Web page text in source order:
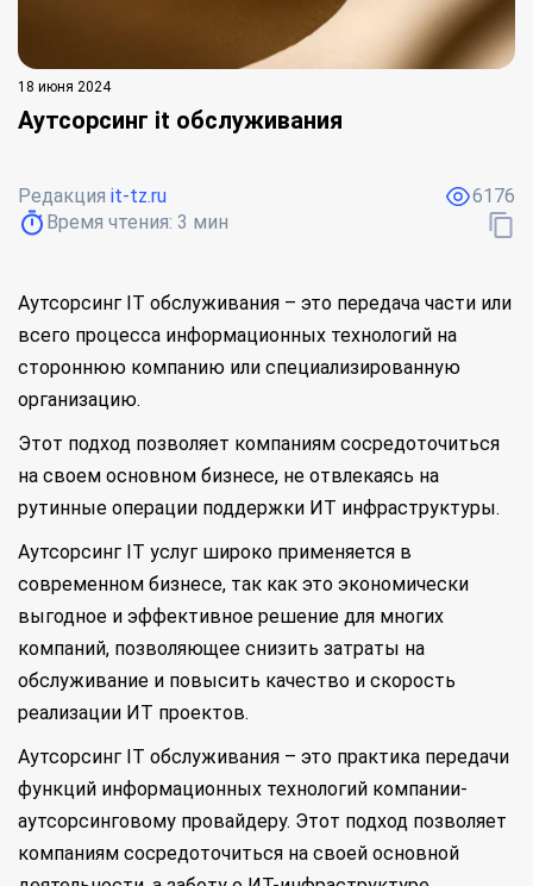
18 июня 2024
Аутсорсинг it обслуживания
Редакция it-tz.ru
Время чтения: 3 мин
6176
Аутсорсинг IT обслуживания – это передача части или
всего процесса информационных технологий на
стороннюю компанию или специализированную
организацию.
Этот подход позволяет компаниям сосредоточиться
на своем основном бизнесе, не отвлекаясь на
рутинные операции поддержки ИТ инфраструктуры.
Аутсорсинг IT услуг широко применяется в
современном бизнесе, так как это экономически
выгодное и эффективное решение для многих
компаний, позволяющее снизить затраты на
обслуживание и повысить качество и скорость
реализации ИТ проектов.
Аутсорсинг IT обслуживания – это практика передачи
функций информационных технологий компании-
аутсорсинговому провайдеру. Этот подход позволяет
компаниям сосредоточиться на своей основной